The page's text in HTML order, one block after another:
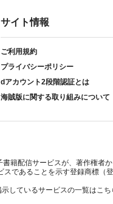
サイト情報
ご利用規約
プライバシーポリシー
dアカウント2段階認証とは
海賊版に関する取り組みについて
籍配信サービスが、著作権者
スであることを示す登録商標（
しているサービスの一覧はこち